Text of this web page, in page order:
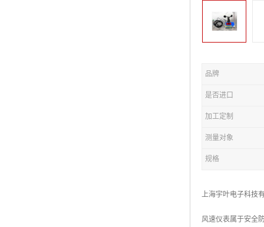
品牌
是否进口
加工定制
测量对象
规格
上海宇叶电子科技
风速仪表属于安全